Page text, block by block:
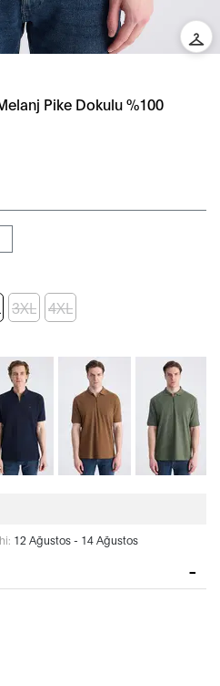
Pike Dokulu %100
3XL 4XL
12 Ağustos - 14 Ağustos